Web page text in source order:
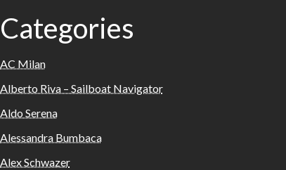
Categories
AC Milan
Alberto Riva – Sailboat Navigator
Aldo Serena
Alessandra Bumbaca
Alex Schwazer